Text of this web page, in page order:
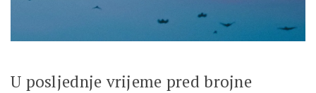
U posljednje vrijeme pred brojne